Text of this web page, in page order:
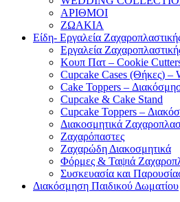
ΑΡΙΘΜΟΙ
ΖΩΑΚΙΑ
Είδη- Εργαλεία
Εργαλεία
Κουπ Πατ – Cookie
Cupcake Cases (Θήκες) –
Cake Toppers –
Cupcake & Cake Stand
Cupcake Toppers –
Διακοσμητικά
Ζαχαρόπαστες
Ζαχαρώδη Διακοσμητικά
Φόρμες & Ταψιά
Συσκευασία και
Διακόσμηση Παιδικού Δωματίου